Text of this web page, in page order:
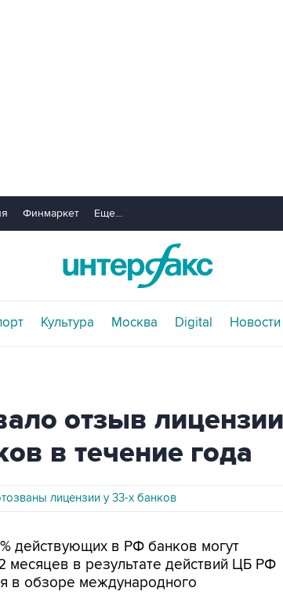
Финмаркет Еще...
Культура Москва Digital Новости
отзыв лицензии
в течение года
лицензии у 33-х банков
действующих в РФ банков могут
месяцев в результате действий ЦБ РФ
в обзоре международного